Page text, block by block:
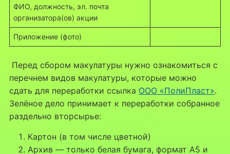
ФИО, должность, эл. почта
организатора(ов) акции
Приложение (фото)
Перед сбором макулатуры нужно ознакомиться с
перечнем видов макулатуры, которые можно
сдать для переработки ссылка ООО «ПолиПласт».
Зелёное дело принимает к переработки собранное
раздельно вторсырье:
Картон (в том числе цветной)
Архив — только белая бумага, формат А5 и